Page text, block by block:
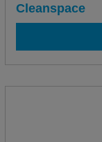
Cleanspace